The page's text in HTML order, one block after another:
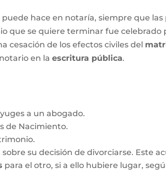
puede hace en notaría, siempre que
que se quiere terminar fue celebrado
cesación de los efectos civiles del
en laescritura pública.
a un abogado.
de Nacimiento.
su decisión de divorciarse. Este
para el otro, si a ello hubiere lugar,